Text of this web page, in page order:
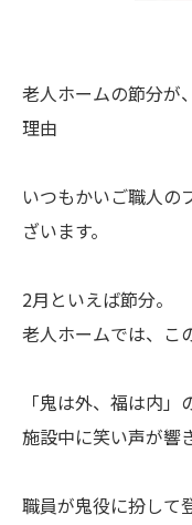
老人ホームの節分が
理由
いつもかいご職人の
ざいます。
2月といえば節分。
老人ホームでは、こ
「鬼は外、福は内」
施設中に笑い声が響
職員が鬼役に扮して